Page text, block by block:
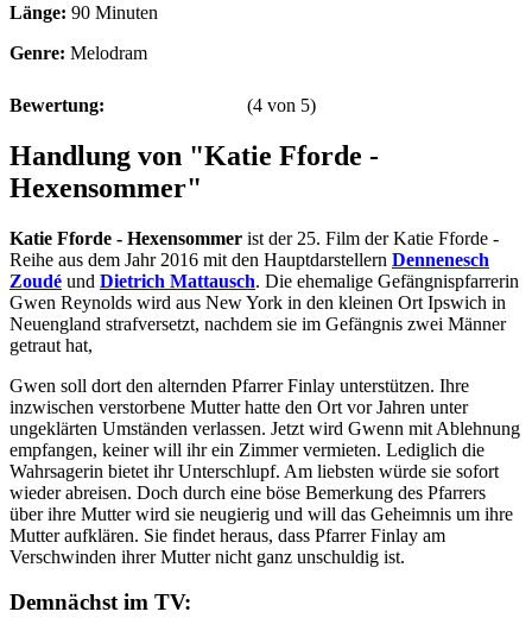
Länge: 90 Minuten
Genre: Melodram
Bewertung: (4 von 5)
Handlung von "Katie Fforde -
Hexensommer"
Katie Fforde - Hexensommer ist der 25. Film der Katie Fforde -
Reihe aus dem Jahr 2016 mit den Hauptdarstellern Dennenesch
Zoudé und Dietrich Mattausch. Die ehemalige Gefängnispfarrerin
Gwen Reynolds wird aus New York in den kleinen Ort Ipswich in
Neuengland strafversetzt, nachdem sie im Gefängnis zwei Männer
getraut hat,
Gwen soll dort den alternden Pfarrer Finlay unterstützen. Ihre
inzwischen verstorbene Mutter hatte den Ort vor Jahren unter
ungeklärten Umständen verlassen. Jetzt wird Gwenn mit Ablehnung
empfangen, keiner will ihr ein Zimmer vermieten. Lediglich die
Wahrsagerin bietet ihr Unterschlupf. Am liebsten würde sie sofort
wieder abreisen. Doch durch eine böse Bemerkung des Pfarrers
über ihre Mutter wird sie neugierig und will das Geheimnis um ihre
Mutter aufklären. Sie findet heraus, dass Pfarrer Finlay am
Verschwinden ihrer Mutter nicht ganz unschuldig ist.
Demnächst im TV: